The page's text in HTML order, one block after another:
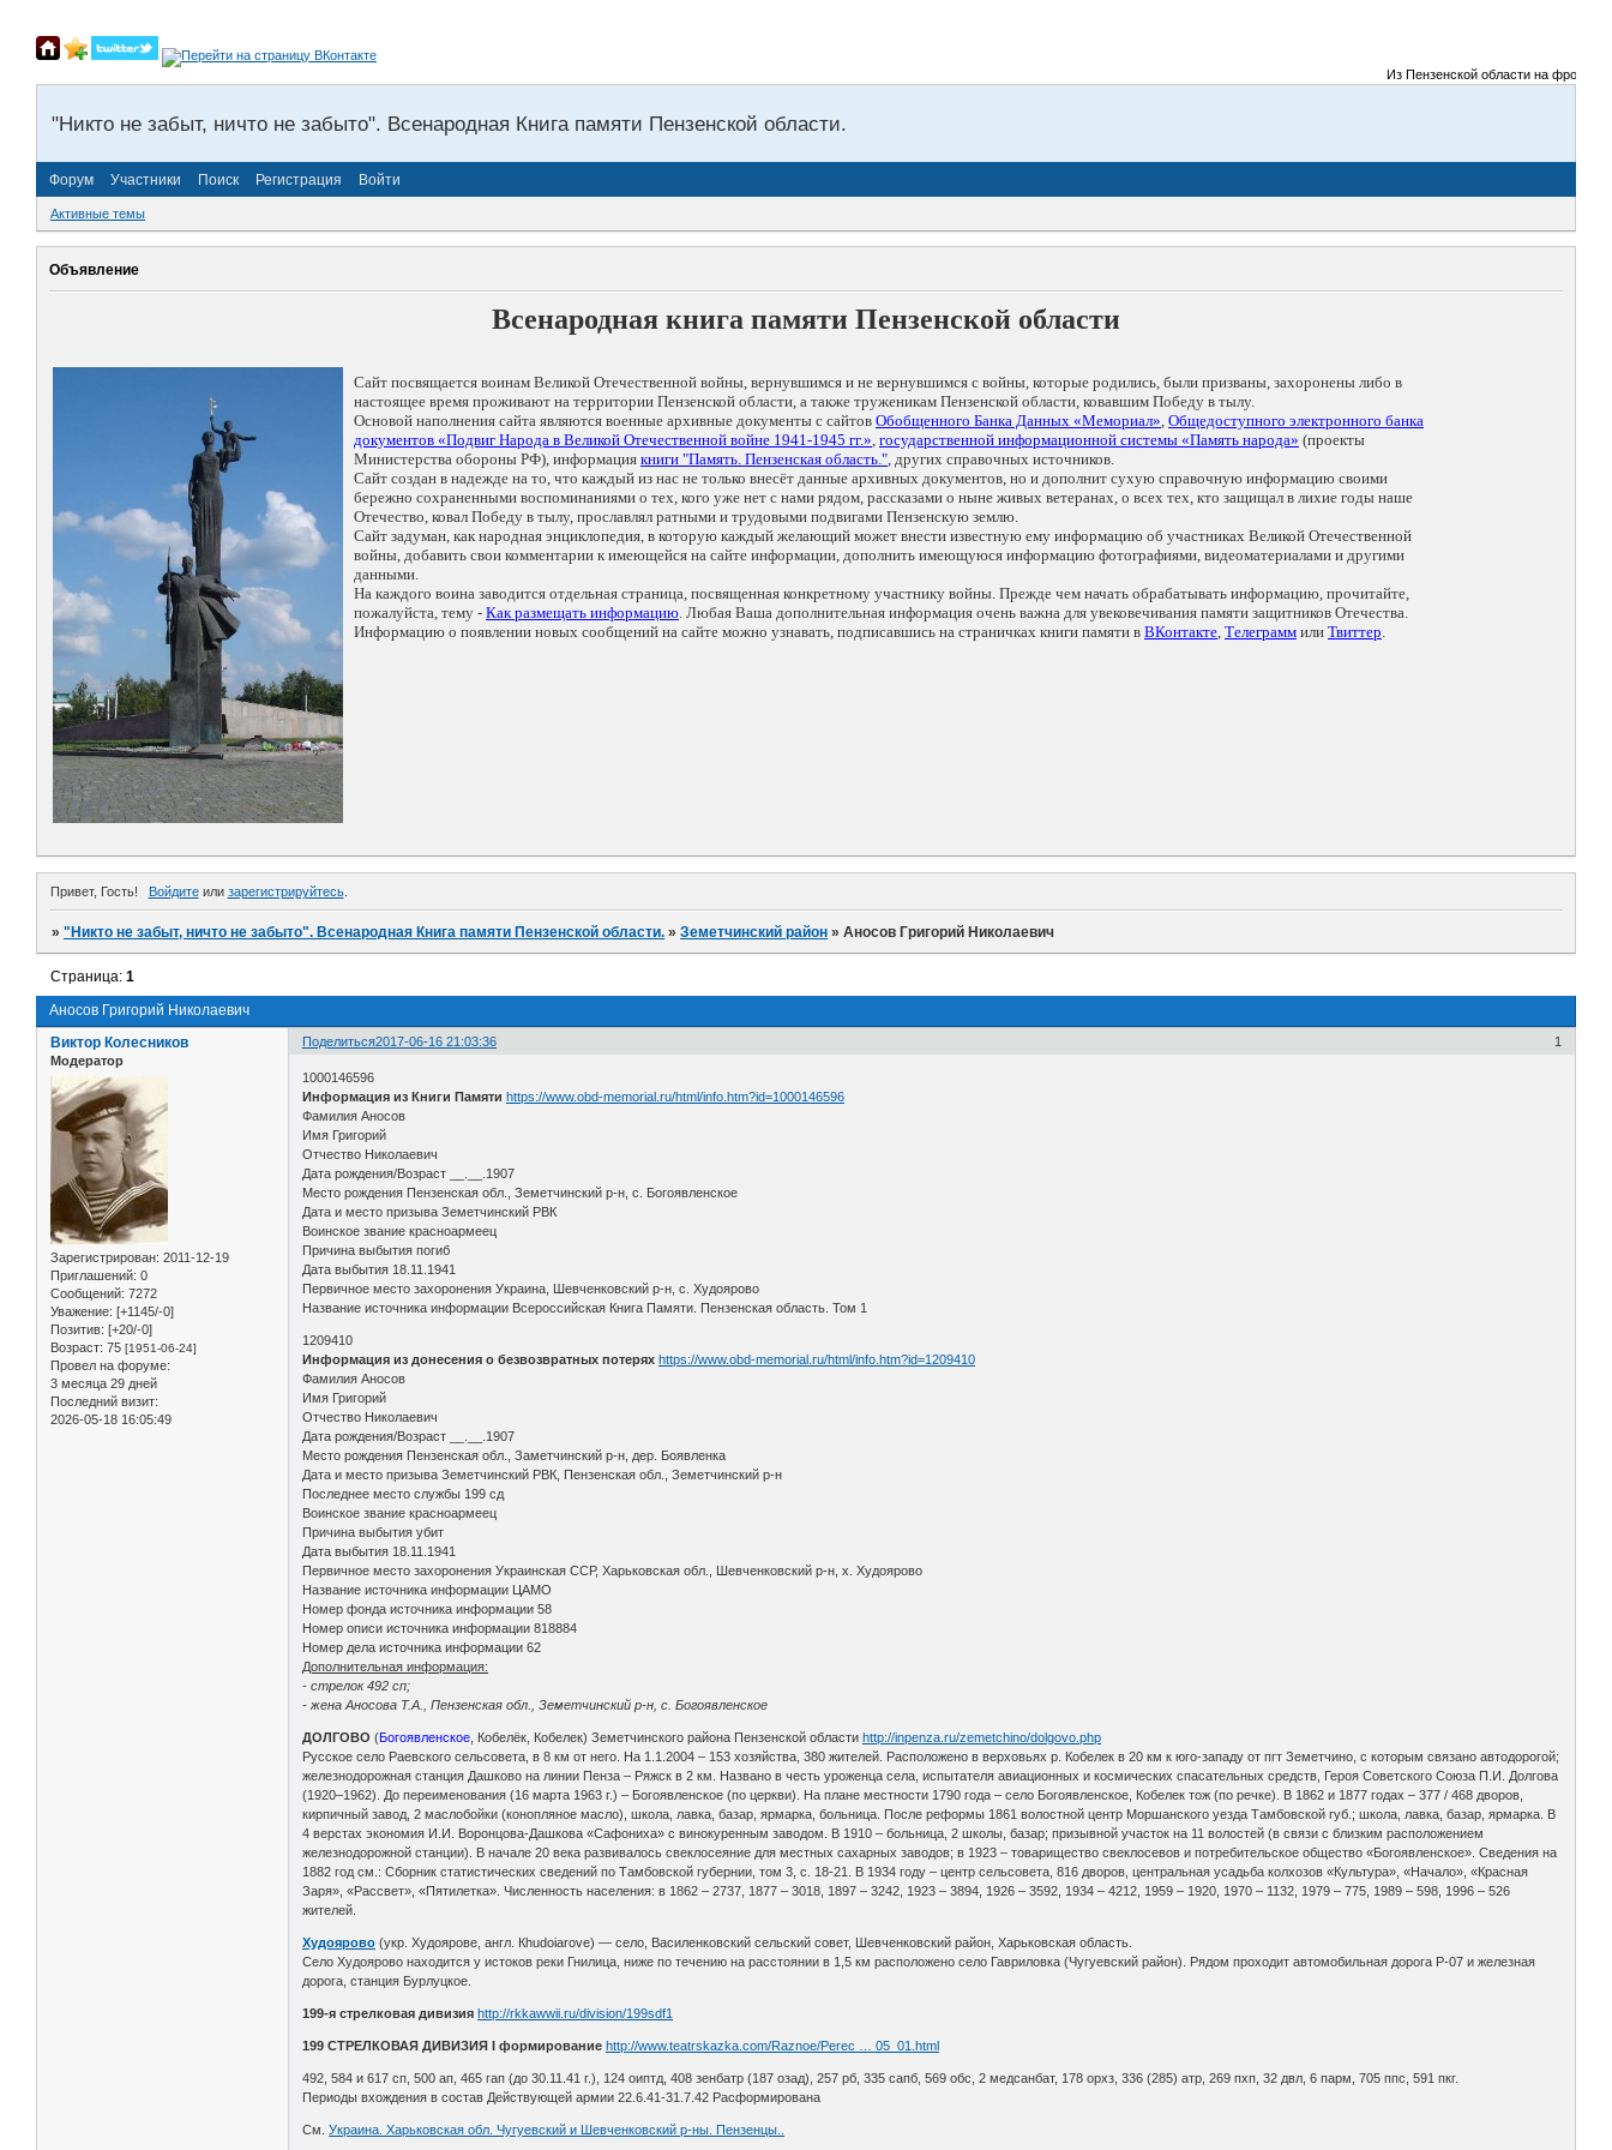
Из Пензенской области на фронты
"Никто не забыт, ничто не забыто". Всенародная Книга памяти Пензенской области.
Форум Участники Поиск Регистрация Войти
Активные темы
Объявление
Всенародная книга памяти Пензенской области
Сайт посвящается воинам Великой Отечественной войны, вернувшимся и не вернувшимся с войны, которые родились, были призваны, захоронены либо в
настоящее время проживают на территории Пензенской области, а также труженикам Пензенской области, ковавшим Победу в тылу.
Основой наполнения сайта являются военные архивные документы с сайтов Обобщенного Банка Данных «Мемориал», Общедоступного электронного банка
документов «Подвиг Народа в Великой Отечественной войне 1941-1945 гг.», государственной информационной системы «Память народа» (проекты
Министерства обороны РФ), информация книги "Память. Пензенская область.", других справочных источников.
Сайт создан в надежде на то, что каждый из нас не только внесёт данные архивных документов, но и дополнит сухую справочную информацию своими
бережно сохраненными воспоминаниями о тех, кого уже нет с нами рядом, рассказами о ныне живых ветеранах, о всех тех, кто защищал в лихие годы наше
Отечество, ковал Победу в тылу, прославлял ратными и трудовыми подвигами Пензенскую землю.
Сайт задуман, как народная энциклопедия, в которую каждый желающий может внести известную ему информацию об участниках Великой Отечественной
войны, добавить свои комментарии к имеющейся на сайте информации, дополнить имеющуюся информацию фотографиями, видеоматериалами и другими
данными.
На каждого воина заводится отдельная страница, посвященная конкретному участнику войны. Прежде чем начать обрабатывать информацию, прочитайте,
пожалуйста, тему - Как размещать информацию. Любая Ваша дополнительная информация очень важна для увековечивания памяти защитников Отечества.
Информацию о появлении новых сообщений на сайте можно узнавать, подписавшись на страничках книги памяти в ВКонтакте, Телеграмм или Твиттер.
Привет, Гость! Войдитеили зарегистрируйтесь.
»"Никто не забыт, ничто не забыто". Всенародная Книга памяти Пензенской области. »Земетчинский район »Аносов Григорий Николаевич
Аносов Григорий Николаевич
Страница:1
Поделиться 1
2017-06-16 21:03:36
Виктор Колесников
Модератор
Зарегистрирован: 2011-12-19
Приглашений: 0
Сообщений: 7272
Уважение: [+1145/-0]
Позитив: [+20/-0]
Возраст: 75 [1951-06-24]
Провел на форуме:
3 месяца 29 дней
Последний визит:
2026-05-18 16:05:49
1000146596
Информация из Книги Памяти https://www.obd-memorial.ru/html/info.htm?id=1000146596
Фамилия Аносов
Имя Григорий
Отчество Николаевич
Дата рождения/Возраст __.__.1907
Место рождения Пензенская обл., Земетчинский р-н, с. Богоявленское
Дата и место призыва Земетчинский РВК
Воинское звание красноармеец
Причина выбытия погиб
Дата выбытия 18.11.1941
Первичное место захоронения Украина, Шевченковский р-н, с. Худоярово
Название источника информации Всероссийская Книга Памяти. Пензенская область. Том 1
1209410
Информация из донесения о безвозвратных потерях https://www.obd-memorial.ru/html/info.htm?id=1209410
Фамилия Аносов
Имя Григорий
Отчество Николаевич
Дата рождения/Возраст __.__.1907
Место рождения Пензенская обл., Заметчинский р-н, дер. Боявленка
Дата и место призыва Земетчинский РВК, Пензенская обл., Земетчинский р-н
Последнее место службы 199 сд
Воинское звание красноармеец
Причина выбытия убит
Дата выбытия 18.11.1941
Первичное место захоронения Украинская ССР, Харьковская обл., Шевченковский р-н, х. Худоярово
Название источника информации ЦАМО
Номер фонда источника информации 58
Номер описи источника информации 818884
Номер дела источника информации 62
Дополнительная информация:
- стрелок 492 сп;
- жена Аносова Т.А., Пензенская обл., Земетчинский р-н, с. Богоявленское
ДОЛГОВО (Богоявленское , Кобелёк, Кобелек) Земетчинского района Пензенской областиhttp://inpenza.ru/zemetchino/dolgovo.php
Русское село Раевского сельсовета, в 8 км от него. На 1.1.2004 – 153 хозяйства, 380 жителей. Расположено в верховьях р. Кобелек в 20 км к юго-западу от пгт Земетчино, с которым связано автодорогой;
железнодорожная станция Дашково на линии Пенза – Ряжск в 2 км. Названо в честь уроженца села, испытателя авиационных и космических спасательных средств, Героя Советского Союза П.И. Долгова
(1920–1962). До переименования (16 марта 1963 г.) – Богоявленское (по церкви). На плане местности 1790 года – село Богоявленское, Кобелек тож (по речке). В 1862 и 1877 годах – 377 / 468 дворов,
кирпичный завод, 2 маслобойки (конопляное масло), школа, лавка, базар, ярмарка, больница. После реформы 1861 волостной центр Моршанского уезда Тамбовской губ.; школа, лавка, базар, ярмарка. В
4 верстах экономия И.И. Воронцова-Дашкова «Сафониха» с винокуренным заводом. В 1910 – больница, 2 школы, базар; призывной участок на 11 волостей (в связи с близким расположением
железнодорожной станции). В начале 20 века развивалось свеклосеяние для местных сахарных заводов; в 1923 – товарищество свеклосевов и потребительское общество «Богоявленское». Сведения на
1882 год см.: Сборник статистических сведений по Тамбовской губернии, том 3, с. 18-21. В 1934 году – центр сельсовета, 816 дворов, центральная усадьба колхозов «Культура», «Начало», «Красная
Заря», «Рассвет», «Пятилетка». Численность населения: в 1862 – 2737, 1877 – 3018, 1897 – 3242, 1923 – 3894, 1926 – 3592, 1934 – 4212, 1959 – 1920, 1970 – 1132, 1979 – 775, 1989 – 598, 1996 – 526
жителей.
Худоярово (укр. Худоярове, англ. Кhudoiarove) — село, Василенковский сельский совет, Шевченковский район, Харьковская область.
Село Худоярово находится у истоков реки Гнилица, ниже по течению на расстоянии в 1,5 км расположено село Гавриловка (Чугуевский район). Рядом проходит автомобильная дорога Р-07 и железная
дорога, станция Бурлуцкое.
199-я стрелковая дивизия http://rkkawwii.ru/division/199sdf1
199 СТРЕЛКОВАЯ ДИВИЗИЯ I формирование http://www.teatrskazka.com/Raznoe/Perec … 05_01.html
492, 584 и 617 сп, 500 ап, 465 гап (до 30.11.41 г.), 124 оиптд, 408 зенбатр (187 озад), 257 рб, 335 сапб, 569 обс, 2 медсанбат, 178 орхз, 336 (285) атр, 269 пхп, 32 двл, 6 парм, 705 ппс, 591 пкг.
Периоды вхождения в состав Действующей армии 22.6.41-31.7.42 Расформирована
См.Украина. Харьковская обл. Чугуевский и Шевченковский р-ны. Пензенцы..